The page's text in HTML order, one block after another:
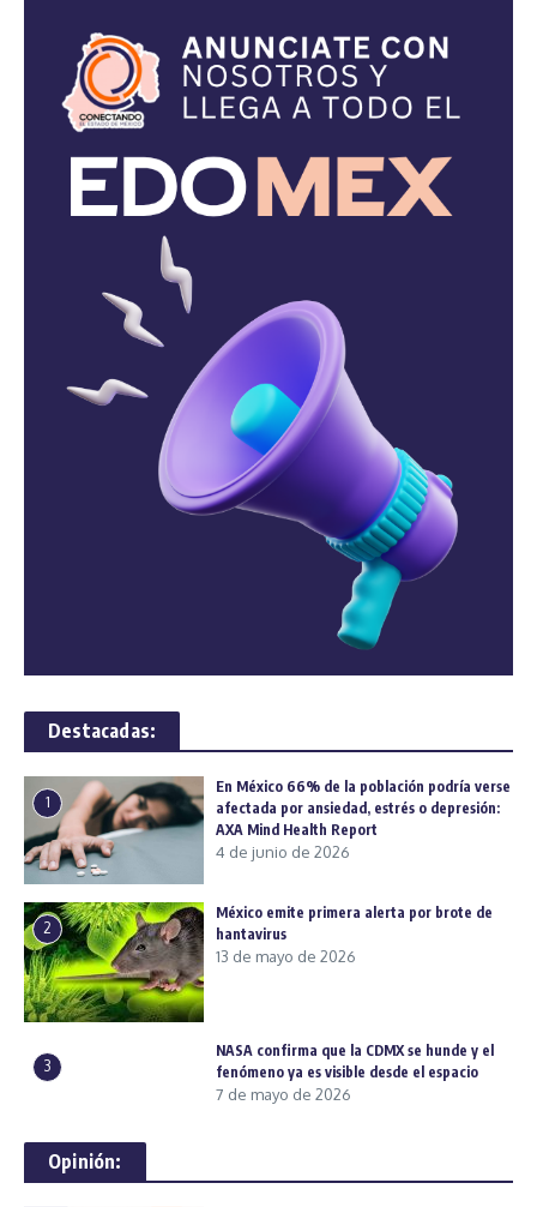
Destacadas:
1
En México 66% de la población podría verse
afectada por ansiedad, estrés o depresión:
AXA Mind Health Report
4 de junio de 2026
2
México emite primera alerta por brote de
hantavirus
13 de mayo de 2026
3
NASA confirma que la CDMX se hunde y el
fenómeno ya es visible desde el espacio
7 de mayo de 2026
Opinión: